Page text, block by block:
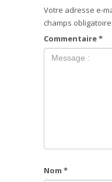
Votre adresse e-
champs
Commentaire*
Nom *